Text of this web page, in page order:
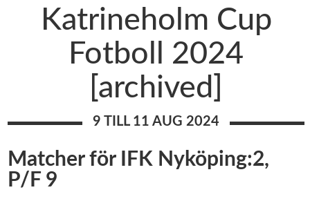
Katrineholm Cup
Fotboll 2024
[archived]
9 TILL 11 AUG 2024
Matcher för IFK Nyköping:2,
P/F 9